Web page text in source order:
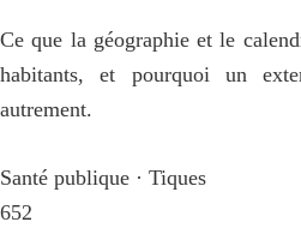
Ce que la géographie et le
habitants, et pourquoi un
autrement.
Santé publique · Tiques
652